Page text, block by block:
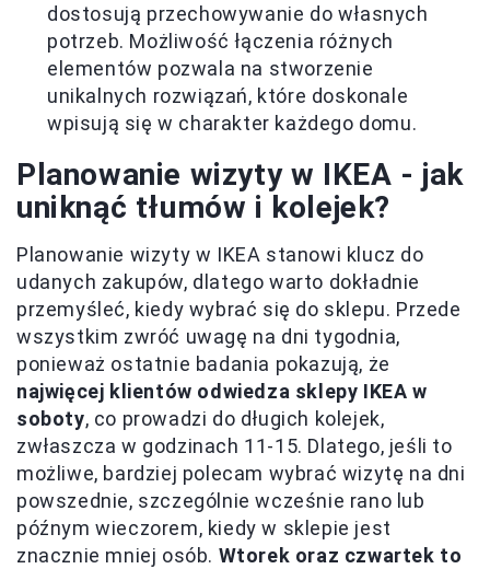
dostosują przechowywanie do własnych
potrzeb. Możliwość łączenia różnych
elementów pozwala na stworzenie
unikalnych rozwiązań, które doskonale
wpisują się w charakter każdego domu.
Planowanie wizyty w IKEA - jak
uniknąć tłumów i kolejek?
Planowanie wizyty w IKEA stanowi klucz do
udanych zakupów, dlatego warto dokładnie
przemyśleć, kiedy wybrać się do sklepu. Przede
wszystkim zwróć uwagę na dni tygodnia,
ponieważ ostatnie badania pokazują, że
najwięcej klientów odwiedza sklepy IKEA w
soboty, co prowadzi do długich kolejek,
zwłaszcza w godzinach 11-15. Dlatego, jeśli to
możliwe, bardziej polecam wybrać wizytę na dni
powszednie, szczególnie wcześnie rano lub
późnym wieczorem, kiedy w sklepie jest
znacznie mniej osób. Wtorek oraz czwartek to